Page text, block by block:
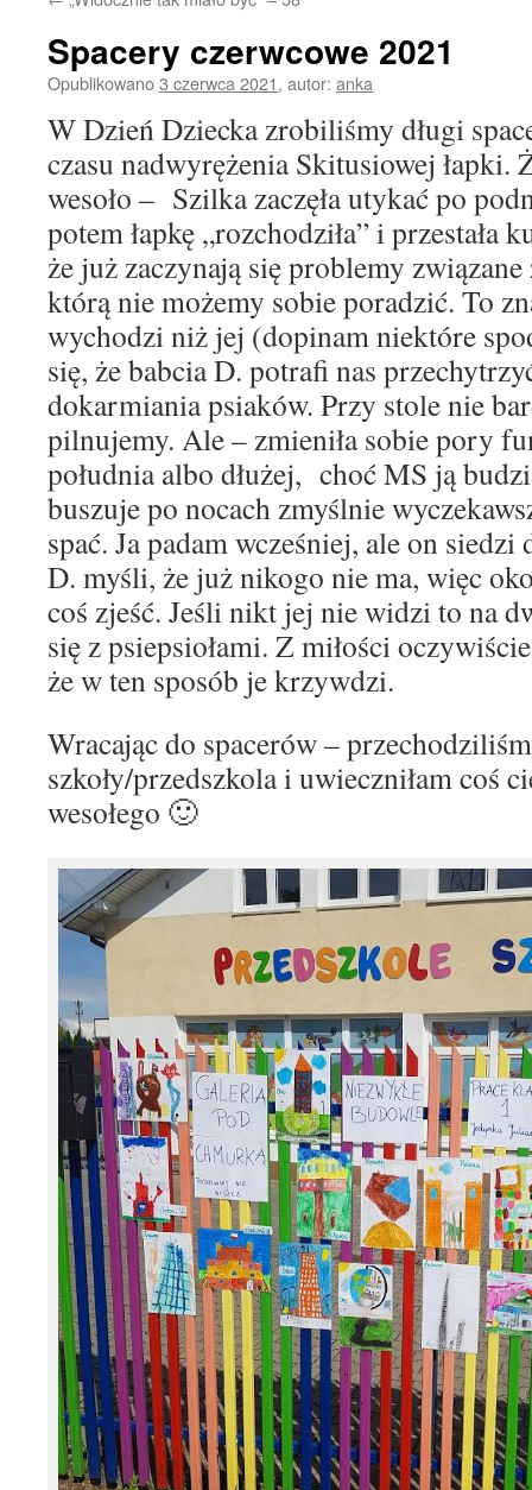
Spacery czerwcowe 2021
Opublikowano3 czerwca 2021, autor: anka
W Dzień Dziecka zrobiliśmy długi
czasu nadwyrężenia Skitusiowej łapki.
wesoło – Szilka zaczęła utykać po
potem łapkę „rozchodziła” i przestała
że już zaczynają się problemy
którą nie możemy sobie poradzić. To
wychodzi niż jej (dopinam niektóre
się, że babcia D. potrafi nas
dokarmiania psiaków. Przy stole nie
pilnujemy. Ale – zmieniła sobie pory
południa albo dłużej, choć MS ją
buszuje po nocach zmyślnie
spać. Ja padam wcześniej, ale on siedzi
D. myśli, że już nikogo nie ma, więc
coś zjeść. Jeśli nikt jej nie widzi to na
się z psiepsiołami. Z miłości
że w ten sposób je krzywdzi.
Wracając do spacerów –
szkoły/przedszkola i uwieczniłam coś
wesołego 🙂